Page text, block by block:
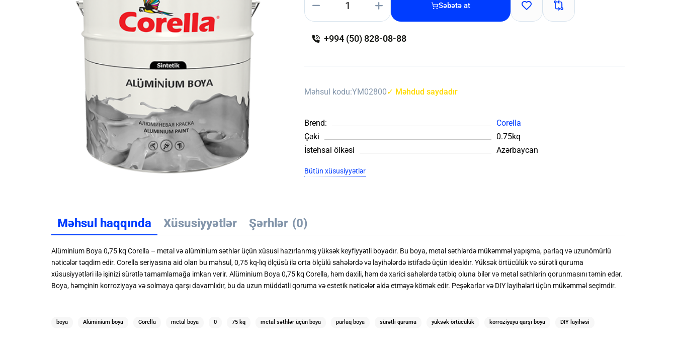
Səbətə at
+994 (50) 828-08-88
Məhsul kodu:YM02800✓ Məhdud saydadır
Brend:
Corella
Çəki
0.75kq
İstehsal ölkəsi
Azərbaycan
Bütün xüsusiyyətlər
Məhsul haqqında Xüsusiyyətlər Şərhlər (0)
Alüminium Boya 0,75 kq Corella – metal və alüminium səthlər üçün xüsusi hazırlanmış yüksək keyfiyyətli boyadır. Bu boya, metal səthlərdə mükəmməl yapışma, parlaq və uzunömürlü
nəticələr təqdim edir. Corella seriyasına aid olan bu məhsul, 0,75 kq-lıq ölçüsü ilə orta ölçülü sahələrdə və layihələrdə istifadə üçün idealdır. Yüksək örtücülük və sürətli quruma
xüsusiyyətləri ilə işinizi sürətlə tamamlamağa imkan verir. Alüminium Boya 0,75 kq Corella, həm daxili, həm də xarici sahələrdə tətbiq oluna bilər və metal səthlərin qorunmasını təmin edər.
Boya, həmçinin korroziyaya və solmaya qarşı davamlıdır, bu da uzun müddətli qoruma və estetik nəticələr əldə etməyə kömək edir. Peşəkarlar və DIY layihələri üçün mükəmməl seçimdir.
boya Alüminium boya Corella metal boya 0 75 kq metal səthlər üçün boya parlaq boya sürətli quruma yüksək örtücülük korroziyaya qarşı boya DIY layihəsi